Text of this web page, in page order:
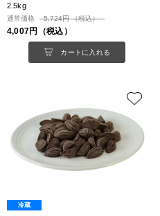
2.5kg
通常価格 5,724円 （税込）
4,007円（税込）
カートに入れる
冷蔵